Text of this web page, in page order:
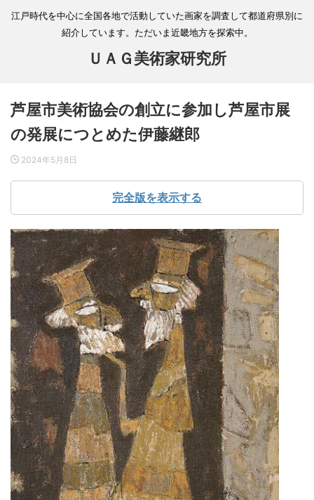
江戸時代を中心に全国各地で活動していた画家を調査して都道府県別に
紹介しています。ただいま近畿地方を探索中。
ＵＡＧ美術家研究所
芦屋市美術協会の創立に参加し芦屋市展
の発展につとめた伊藤継郎
2024年5月8日
完全版を表示する